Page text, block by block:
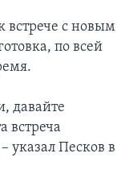
встрече с новым
по всей
давайте
встреча
указал Песков в